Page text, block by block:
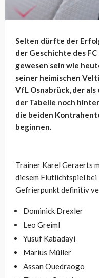
Selten dürfte der
der Geschichte des
gewesen sein wie
seiner heimischen
VfL Osnabrück, der
der Tabelle noch
die beiden
beginnen.
Trainer Karel Geraerts
diesem Flutlichtspiel bei
Gefrierpunkt definitiv
Dominick Drexler
Leo Greiml
Yusuf Kabadayi
Marius Müller
Assan Ouedraogo